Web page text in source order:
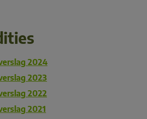
2024
2023
2022
2021